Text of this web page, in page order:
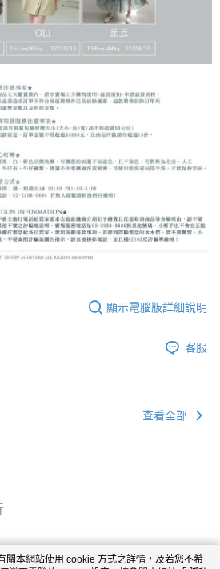
顯示電腦版詳細說明
客服
查看全部
關本網站使用 cookie 方式之詳情，及若您不希